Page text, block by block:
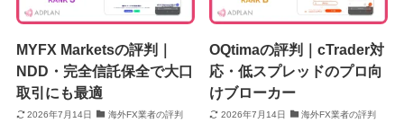
MYFX Marketsの評判｜
NDD・完全信託保全で大口
取引にも最適
2026年7月14日 海外FX業者の評判
OQtimaの評判｜cTrader対
応・低スプレッドのプロ向
けブローカー
2026年7月14日 海外FX業者の評判